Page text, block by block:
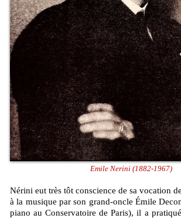
Emile Nerini (1882-1967)
Nérini eut très tôt conscience de sa vocation de compositeur. Initié
à la musique par son grand-oncle Émile
piano au Conservatoire de Paris), il a